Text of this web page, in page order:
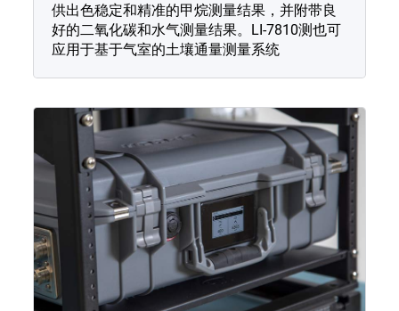
供出色稳定和精准的甲烷测量结果，并附带良
好的二氧化碳和水气测量结果。LI-7810测也可
应用于基于气室的土壤通量测量系统